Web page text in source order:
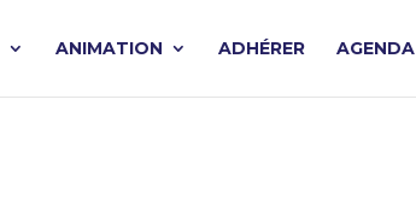
ANIMATION ADHÉRER AGENDA